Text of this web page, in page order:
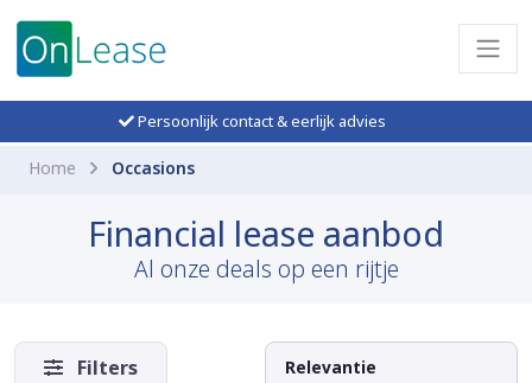
Persoonlijk contact & eerlijk advies
Home Occasions
Financial lease aanbod
Al onze deals op een rijtje
Filters